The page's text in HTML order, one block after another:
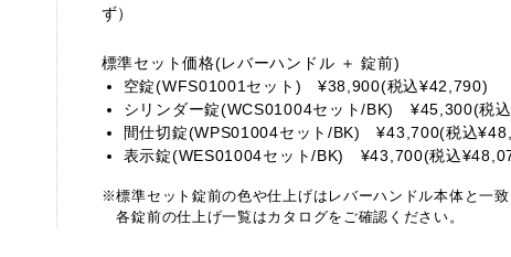
ず）
標準セット価格(レバーハンドル ＋ 錠前)
空錠(WFS01001セット) ¥38,900(税込¥42,790)
シリンダー錠(WCS01004セット/BK) ¥45,300(税
間仕切錠(WPS01004セット/BK) ¥43,700(税込
表示錠(WES01004セット/BK) ¥43,700(税込
※標準セット錠前の色や仕上げはレバーハンドル本体と一致
各錠前の仕上げ一覧はカタログをご確認ください。